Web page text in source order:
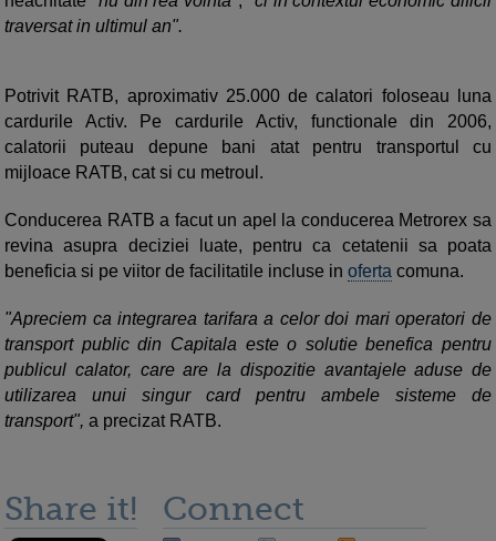
traversat in ultimul an".
Potrivit RATB, aproximativ 25.000 de calatori foloseau luna
cardurile Activ. Pe cardurile Activ, functionale din 2006,
calatorii puteau depune bani atat pentru transportul cu
mijloace RATB, cat si cu metroul.
Conducerea RATB a facut un apel la conducerea Metrorex sa
revina asupra deciziei luate, pentru ca cetatenii sa poata
beneficia si pe viitor de facilitatile incluse in oferta comuna.
"Apreciem ca integrarea tarifara a celor doi mari operatori de
transport public din Capitala este o solutie benefica pentru
publicul calator, care are la dispozitie avantajele aduse de
utilizarea unui singur card pentru ambele sisteme de
transport", a precizat RATB.
Share it! Connect